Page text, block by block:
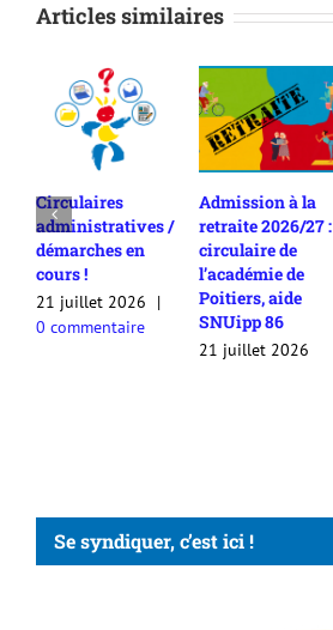
Articles similaires
Circulaires
administratives /
démarches en
cours !
21 juillet 2026
|
0 commentaire
Admission à la
retraite 2026/27 :
circulaire de
l’académie de
Poitiers, aide
SNUipp 86
21 juillet 2026
Se syndiquer, c’est ici !